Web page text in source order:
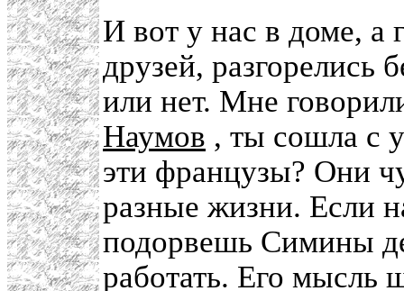
И вот у нас в доме, а
друзей, разгорелись
или нет. Мне
Наумов , ты сошла с
эти французы? Они
разные жизни. Если
подорвешь Симины
работать. Его мысль